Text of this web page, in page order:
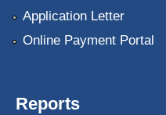
Application Letter
Online Payment Portal
Reports